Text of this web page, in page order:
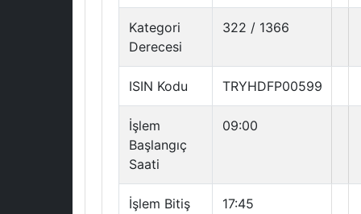
Kategori
Derecesi
322 / 1366
ISIN Kodu TRYHDFP00599
İşlem
Başlangıç
Saati
09:00
İşlem Bitiş
17:45